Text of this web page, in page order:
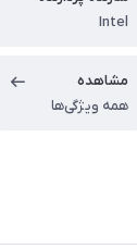
Intel
مشاهده
همه ویژگی‌ها